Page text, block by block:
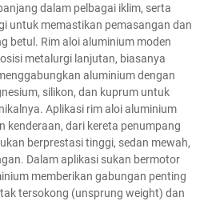
dalam pelbagai iklim, serta
untuk memastikan pemasangan dan
betul. Rim aloi aluminium moden
metalurgi lanjutan, biasanya
aluminium dengan
silikon, dan kuprum untuk
Aplikasi rim aloi aluminium
kenderaan, dari kereta penumpang
berprestasi tinggi, sedan mewah,
Dalam aplikasi sukan bermotor
memberikan gabungan penting
tersokong (unsprung weight) dan